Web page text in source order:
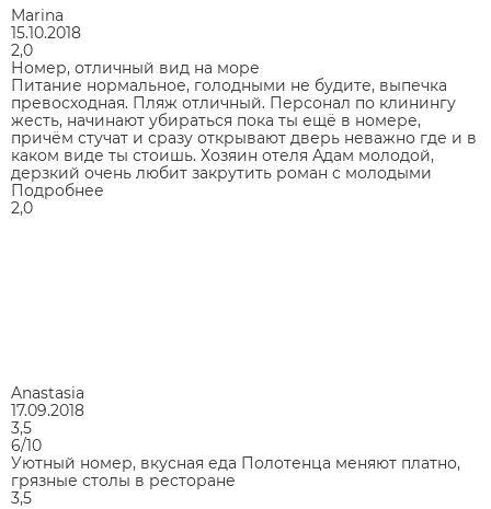
Marina
15.10.2018
2,0
Номер, отличный вид на море
Питание нормальное, голодными не будите, выпечка
превосходная. Пляж отличный. Персонал по клинингу
жесть, начинают убираться пока ты ещё в номере,
причём стучат и сразу открывают дверь неважно где и в
каком виде ты стоишь. Хозяин отеля Адам молодой,
дерзкий очень любит закрутить роман с молодыми
Подробнее
2,0
Anastasia
17.09.2018
3,5
6/10
Уютный номер, вкусная еда Полотенца меняют платно,
грязные столы в ресторане
3,5